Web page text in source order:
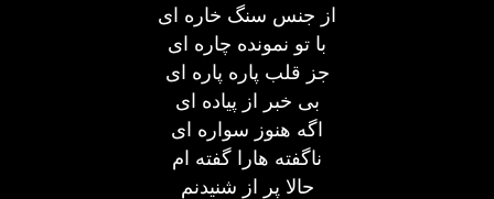
از جنس سنگ خاره ای
با تو نمونده چاره ای
جز قلب پاره پاره ای
بی خبر از پیاده ای
اگه هنوز سواره ای
ناگفته هارا گفته ام
حالا پر از شنیدنم